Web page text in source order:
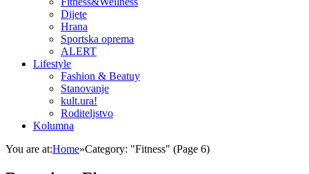
Dijete
Hrana
Sportska oprema
ALERT
Lifestyle
Fashion & Beatuy
Stanovanje
kult.ura!
Roditeljstvo
Kolumna
You are at:Home»Category: "Fitness" (Page 6)